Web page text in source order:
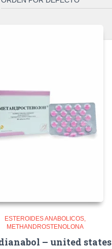
ESTEROIDES ANABOLICOS
METHANDROSTENOLONA
– united states